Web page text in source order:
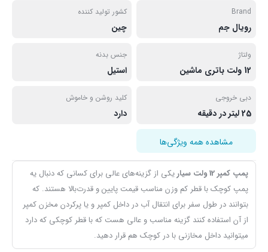
Brand
رویال جم
کشور تولید کننده
چین
ولتاژ
12 ولت باتری ماشین
جنس بدنه
استیل
دبی خروجی
25 لیتر در دقیقه
کلید روشن و خاموش
دارد
مشاهده همه ویژگی‌ها
پمپ کمپر 12 ولت سیار
یکی از گزینه‌های عالی برای کسانی که دنبال یه
پمپ کوچک با قطر کم وزن مناسب قیمت پایین و قدرت‌بالا هستند. که
بتوانند در طول سفر برای انتقال آب در داخل کمپر و یا پرکردن مخزن کمپر
از آن استفاده کنند گزینه مناسب و عالی هست که با قطر کوچکی که دارد
میتوانید داخل مخازنی با در کوچک هم قرار دهید.